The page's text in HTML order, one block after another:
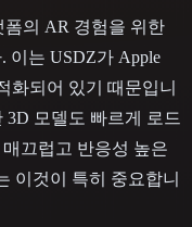
폼의 AR 경험을 위한
이는 USDZ가 Apple
화되어 있기 때문입니
모델도 빠르게 로드
끄럽고 반응성 높은
이것이 특히 중요합니